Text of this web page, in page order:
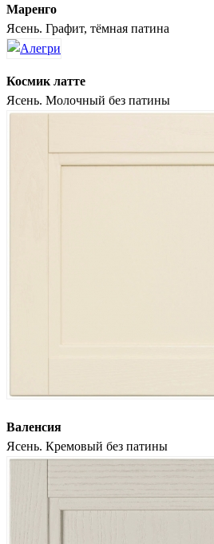
Маренго
Ясень. Графит, тёмная патина
Космик латте
Ясень. Молочный без патины
Валенсия
Ясень. Кремовый без патины